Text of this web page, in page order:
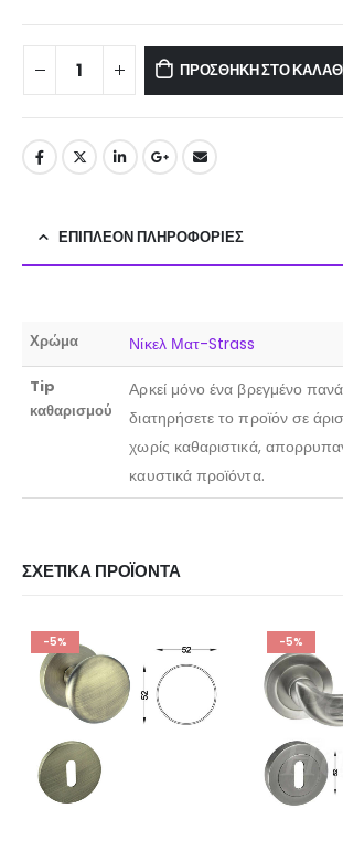
ΠΡΟΣΘΉΚΗ ΣΤΟ
ΕΠΙΠΛΈΟΝ ΠΛΗΡΟΦΟΡΊΕΣ
Χρώμα Νίκελ Ματ-Strass
Tip
καθαρισμού
Αρκεί μόνο ένα βρεγμένο
διατηρήσετε το προϊόν σε
χωρίς καθαριστικά,
καυστικά προϊόντα.
ΣΧΕΤΙΚΆ ΠΡΟΪΌΝΤΑ
-5% -5%